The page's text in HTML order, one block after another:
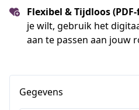
Flexibel & Tijdloos
je wilt, gebruik het
aan te passen aan jouw
Gegevens